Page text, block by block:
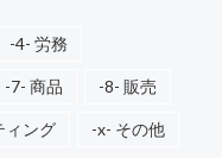
-4- 労務
-7- 商品 -8- 販売
ィング -x- その他